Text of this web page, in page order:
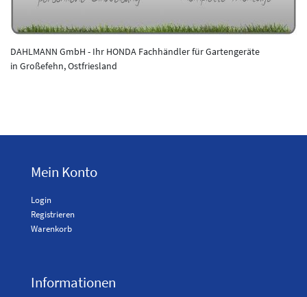
DAHLMANN GmbH - Ihr HONDA Fachhändler für Gartengeräte
in Großefehn, Ostfriesland
Mein Konto
Login
Registrieren
Warenkorb
Informationen